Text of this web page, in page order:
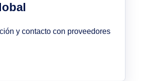
y contacto con proveedores